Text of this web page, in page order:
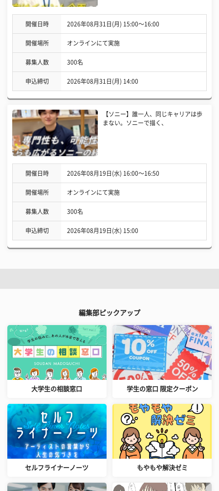
開催日時 2026年08月31日(月) 15:00〜16:00
開催場所 オンラインにて実施
募集人数 300名
申込締切 2026年08月31日(月) 14:00
【ソニー】誰一人、同じキャリアは歩
まない。ソニーで描く、
開催日時 2026年08月19日(水) 16:00〜16:50
開催場所 オンラインにて実施
募集人数 300名
申込締切 2026年08月19日(水) 15:00
編集部ピックアップ
大学生の相談窓口 学生の窓口 限定クーポン
セルフライナーノーツ もやもや解決ゼミ